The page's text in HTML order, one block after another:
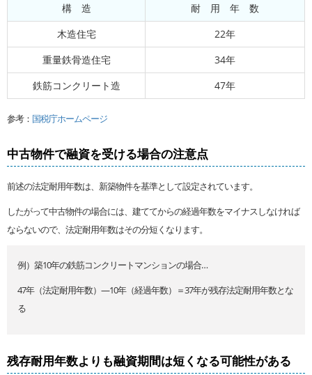
構 造
耐 用 年 数
木造住宅
22年
重量鉄骨造住宅
34年
鉄筋コンクリート造
47年
参考： 国税庁ホームページ
中古物件で融資を受ける場合の注意点
前述の法定耐用年数は、新築物件を基準として設定されています。
したがって中古物件の場合には、建ててからの経過年数をマイナスしなければ
ならないので、法定耐用年数はその分短くなります。
例）築10年の鉄筋コンクリートマンションの場合…
47年（法定耐用年数）―10年（経過年数）＝37年が残存法定耐用年数とな
る
残存耐用年数よりも融資期間は短くなる可能性がある